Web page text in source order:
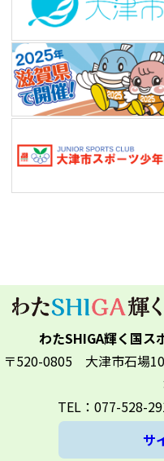
わたSHIGA輝く国ス
〒520-0805 大津市石場
TEL：077-528-
サ